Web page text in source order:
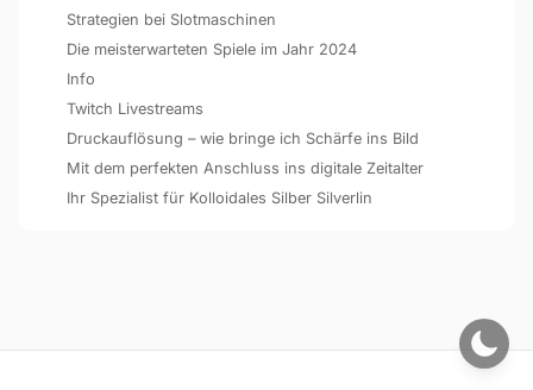
Strategien bei Slotmaschinen
Die meisterwarteten Spiele im Jahr 2024
Info
Twitch Livestreams
Druckauflösung – wie bringe ich Schärfe ins Bild
Mit dem perfekten Anschluss ins digitale Zeitalter
Ihr Spezialist für Kolloidales Silber Silverlin